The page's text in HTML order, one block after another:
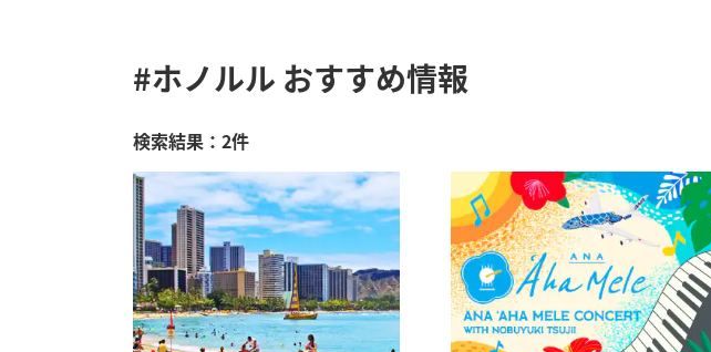
#ホノルル おすすめ情報
検索結果：2件